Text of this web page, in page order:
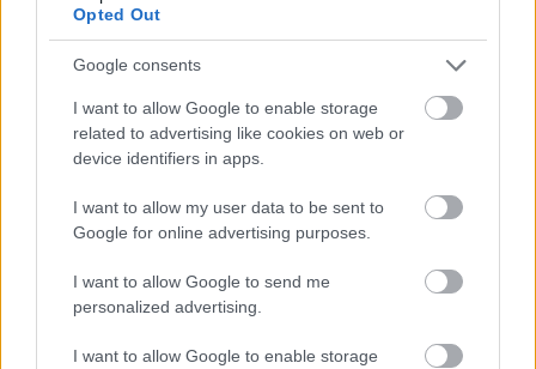
Opted Out
Google consents
I want to allow Google to enable storage
related to advertising like cookies on web or
device identifiers in apps.
I want to allow my user data to be sent to
Google for online advertising purposes.
I want to allow Google to send me
personalized advertising.
I want to allow Google to enable storage
saját internetes rádiót indított. Henrival
megegyeztem, hogy a dalaira olyan
balettbetéteket találok ki, melyeket az én
amatőr növendékeim is képesek eltáncolni.
Az ötlet tetszett neki, és végül összesen
legalább 15 dalára készült koreográfia. A
pontosan az ő testükhöz és tudásukhoz
igazítottam a követelményeket. Egyszóval
passzolt nekik. Az egésznek akkora sikere
lett, hogy attól kezdve a műsorunkkal
kétévente rendszeresen felléptünk Pully
Théâtre de l’Octogone nevű színházában. Az